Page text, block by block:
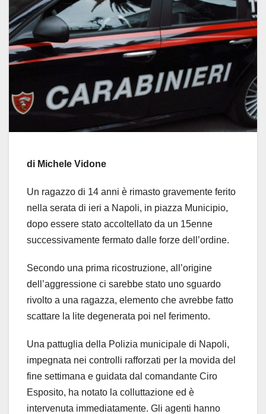
di Michele Vidone
Un ragazzo di 14 anni è rimasto gravemente ferito
nella serata di ieri a Napoli, in piazza Municipio,
dopo essere stato accoltellato da un 15enne
successivamente fermato dalle forze dell’ordine.
Secondo una prima ricostruzione, all’origine
dell’aggressione ci sarebbe stato uno sguardo
rivolto a una ragazza, elemento che avrebbe fatto
scattare la lite degenerata poi nel ferimento.
Una pattuglia della Polizia municipale di Napoli,
impegnata nei controlli rafforzati per la movida del
fine settimana e guidata dal comandante Ciro
Esposito, ha notato la colluttazione ed è
intervenuta immediatamente. Gli agenti hanno